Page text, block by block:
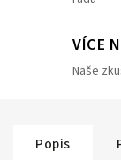
VÍCE
Naše
Popis